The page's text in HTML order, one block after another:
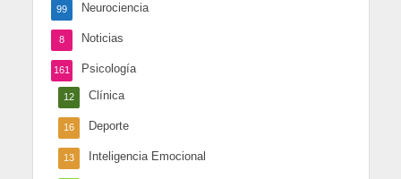
Neurociencia
99
Noticias
8
Psicología
161
Clínica
12
Deporte
16
Inteligencia Emocional
13